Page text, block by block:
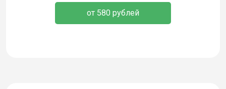
от 580 рублей